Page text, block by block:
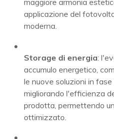
applicazione del
moderna.
Storage di energia:
accumulo energetico,
le nuove soluzioni in
migliorando l'efficienza
prodotta, permettendo
ottimizzato.